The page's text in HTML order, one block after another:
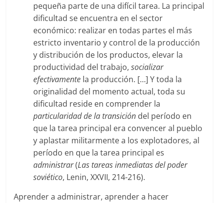
pequeña parte de una difícil tarea. La principal
dificultad se encuentra en el sector
económico: realizar en todas partes el más
estricto inventario y control de la producción
y distribución de los productos, elevar la
productividad del trabajo,socializar
efectivamente la producción. […] Y toda la
originalidad del momento actual, toda su
dificultad reside en comprender la
particularidad de la transición del período en
que la tarea principal era convencer al pueblo
y aplastar militarmente a los explotadores, al
período en que la tarea principal es
administrar(Las tareas inmediatas del poder
soviético, Lenin, XXVII, 214-216).
Aprender a administrar, aprender a hacer